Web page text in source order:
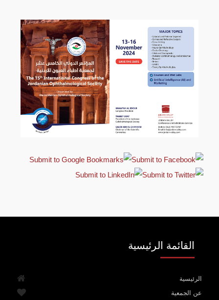
القائمة الرئيسية
الرئيسية
عن الجمعية